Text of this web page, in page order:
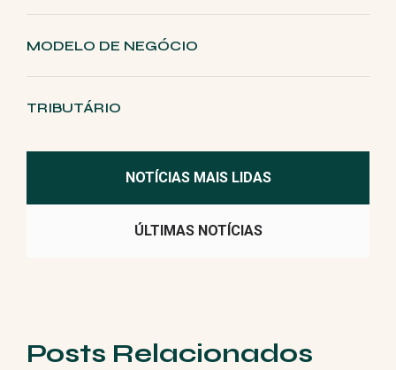
MODELO DE NEGÓCIO
TRIBUTÁRIO
NOTÍCIAS MAIS LIDAS
ÚLTIMAS NOTÍCIAS
Posts Relacionados